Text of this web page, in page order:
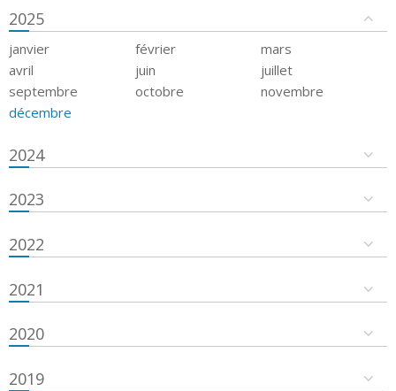
2025
janvier février
mars
avril
juin
juillet
septembre
octobre
novembre
décembre
2024
2023
2022
2021
2020
2019